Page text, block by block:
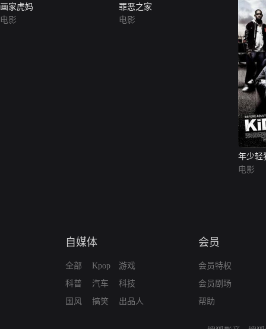
画家虎妈
电影
罪恶之家
电影
年少轻
电影
自媒体
全部
科普
国风
Kpop
汽车
搞笑
游戏
科技
出品人
会员
会员特权
会员剧场
帮助